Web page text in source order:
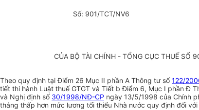
Số: 901/TCT/NV6
CỦA BỘ TÀI CHÍNH - TỔNG CỤC THUẾ SỐ
Theo quy định tại Điểm 26 Mục II phần A Thông tư số122/
tiết thi hành Luật thuế GTGT và Tiết b Điểm 6, Mục I phần Đ
và Nghị định số 30/1998/NĐ-CP ngày 13/5/1998 của Chính
tháng thấp hơn mức lương tối thiểu Nhà nước quy định đối